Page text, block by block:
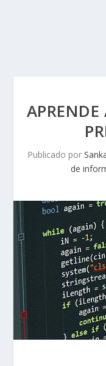
Publicado por
de